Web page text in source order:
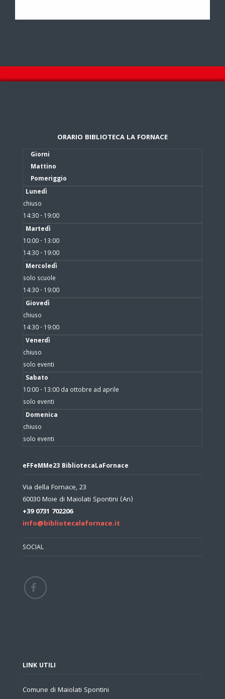
ORARIO BIBLIOTECA LA FORNACE
Giorni
Mattino
Pomeriggio
Lunedì
chiuso
14:30 - 19:00
Martedì
10:00 - 13:00
14:30 - 19:00
Mercoledì
solo scuole
14:30 - 19:00
Giovedì
chiuso
14:30 - 19:00
Venerdì
chiuso
solo eventi
Sabato
10:00 - 13:00 da ottobre ad aprile
solo eventi
Domenica
chiuso
solo eventi
eFFeMMe23 BibliotecaLaFornace
Via della Fornace, 23
60030 Moie di Maiolati Spontini (An)
+39 0731 702206
info@bibliotecalafornace.it
SOCIAL
LINK UTILI
Comune di Maiolati Spontini